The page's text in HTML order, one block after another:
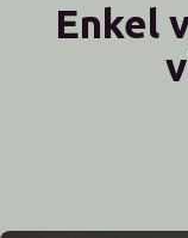
Enkel